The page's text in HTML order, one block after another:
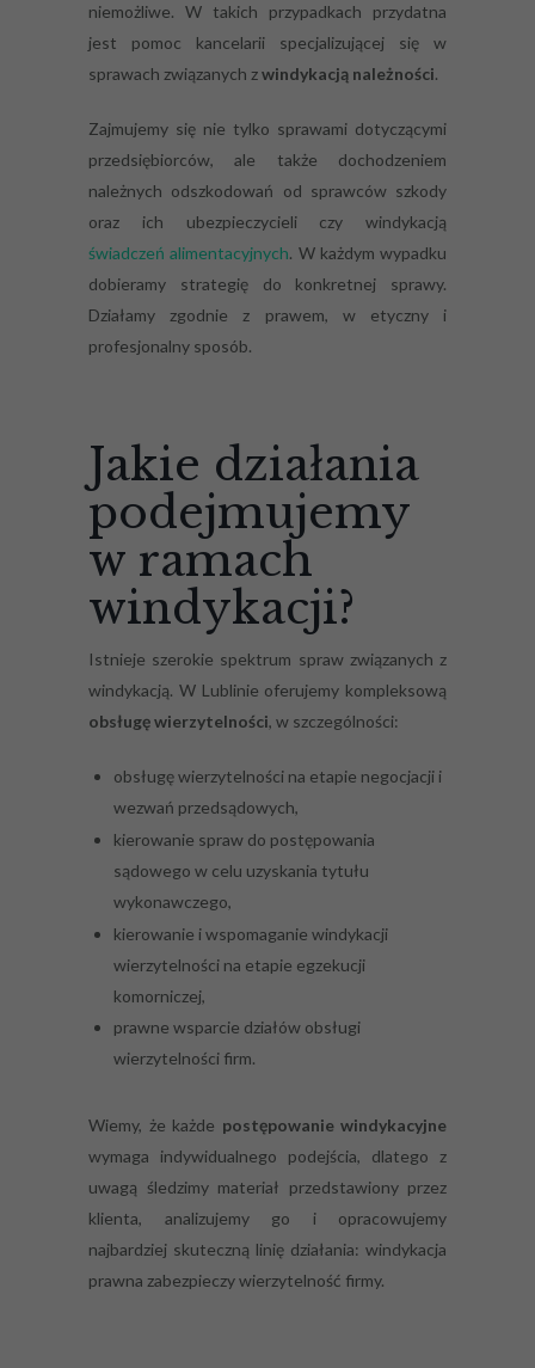
niemożliwe. W takich przypadkach przydatna
jest pomoc kancelarii specjalizującej się w
sprawach związanych zwindykacją należności.
Zajmujemy się nie tylko sprawami dotyczącymi
przedsiębiorców, ale także dochodzeniem
należnych odszkodowań od sprawców szkody
oraz ich ubezpieczycieli czy windykacją
świadczeń alimentacyjnych. W każdym wypadku
dobieramy strategię do konkretnej sprawy.
Działamy zgodnie z prawem, w etyczny i
profesjonalny sposób.
Jakie działania
podejmujemy
w ramach
windykacji?
Istnieje szerokie spektrum spraw związanych z
windykacją. W Lublinie oferujemy kompleksową
obsługę wierzytelności, w szczególności:
obsługę wierzytelności na etapie negocjacji i
wezwań przedsądowych,
kierowanie spraw do postępowania
sądowego w celu uzyskania tytułu
wykonawczego,
kierowanie i wspomaganie windykacji
wierzytelności na etapie egzekucji
komorniczej,
prawne wsparcie działów obsługi
wierzytelności firm.
Wiemy, że każde postępowanie windykacyjne
wymaga indywidualnego podejścia, dlatego z
uwagą śledzimy materiał przedstawiony przez
klienta, analizujemy go i opracowujemy
najbardziej skuteczną linię działania: windykacja
prawna zabezpieczy wierzytelność firmy.